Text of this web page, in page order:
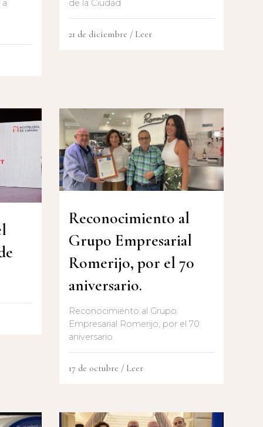
de la Ciudad
21 de diciembre / Leer
Reconocimiento al
Grupo Empresarial
Romerijo, por el 70
aniversario.
Reconocimiento al Grupo
Empresarial Romerijo, por el 70
aniversario.
17 de octubre / Leer